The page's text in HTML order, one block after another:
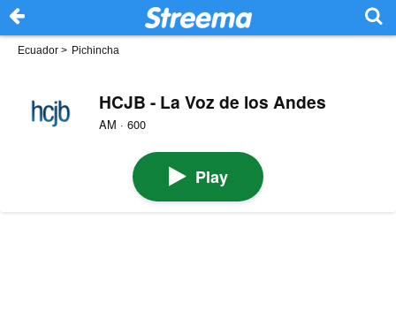
Ecuador > Pichincha
HCJB - La Voz de los Andes
AM · 600
Play